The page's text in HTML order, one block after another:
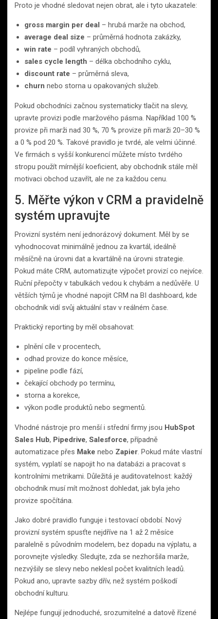
Proto je vhodné sledovat nejen obrat, ale i tyto ukazatele:
gross margin per deal – hrubá marže na obchod,
average deal size – průměrná hodnota zakázky,
win rate – podíl vyhraných obchodů,
sales cycle length – délka obchodního cyklu,
discount rate – průměrná sleva,
churn nebo storna u opakovaných služeb.
Pokud obchodníci začnou systematicky tlačit na slevy,
upravte provizi podle maržového pásma. Například 100 %
provize při marži nad 30 %, 70 % provize při marži 20–30 %
a 0 % pod 20 %. Takové pravidlo je tvrdé, ale velmi účinné.
Ve firmách s vyšší konkurencí můžete místo tvrdého
stropu použít mírnější koeficient, aby obchodník stále měl
motivaci obchod uzavřít, ale ne za každou cenu.
5. Měřte výkon v CRM a pravidelně
systém upravujte
Provizní systém není jednorázový dokument. Měl by se
vyhodnocovat minimálně jednou za kvartál, ideálně
měsíčně na úrovni dat a kvartálně na úrovni strategie.
Pokud máte CRM, automatizujte výpočet provizí co nejvíce.
Ruční přepočty v tabulkách vedou k chybám a nedůvěře. U
větších týmů je vhodné napojit CRM na BI dashboard, kde
obchodník vidí svůj aktuální stav v reálném čase.
Praktický reporting by měl obsahovat:
plnění cíle v procentech,
odhad provize do konce měsíce,
pipeline podle fází,
čekající obchody po termínu,
storna a korekce,
výkon podle produktů nebo segmentů.
Vhodné nástroje pro menší i střední firmy jsou HubSpot
Sales Hub, Pipedrive, Salesforce, případně
automatizace přes Make nebo Zapier. Pokud máte vlastní
systém, vyplatí se napojit ho na databázi a pracovat s
kontrolními metrikami. Důležitá je auditovatelnost: každý
obchodník musí mít možnost dohledat, jak byla jeho
provize spočítána.
Jako dobré pravidlo funguje i testovací období. Nový
provizní systém spusťte nejdříve na 1 až 2 měsíce
paralelně s původním modelem, bez dopadu na výplatu, a
porovnejte výsledky. Sledujte, zda se nezhoršila marže,
nezvýšily se slevy nebo neklesl počet kvalitních leadů.
Pokud ano, upravte sazby dřív, než systém poškodí
obchodní kulturu.
Nejlépe fungují jednoduché, srozumitelné a datově řízené